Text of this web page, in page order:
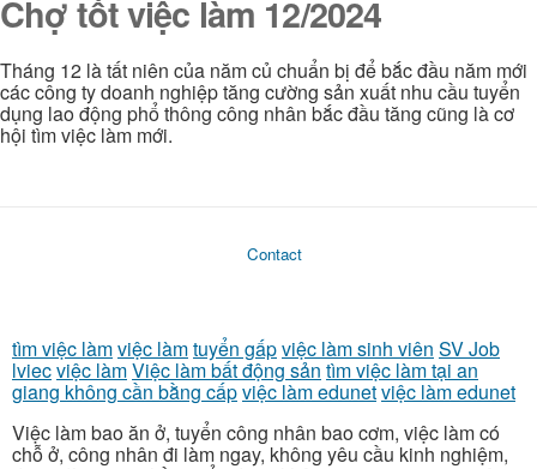
Chợ tốt việc làm 12/2024
Tháng 12 là tất niên của năm củ chuẩn bị để bắc đầu năm mới
các công ty doanh nghiệp tăng cường sản xuất nhu cầu tuyển
dụng lao động phổ thông công nhân bắc đầu tăng cũng là cơ
hội tìm việc làm mới.
Contact
tìm việc làmviệc làmtuyển gấpviệc làm sinh viên SV Job
lviecviệc làmViệc làm bất động sản tìm việc làm tại an
giang không cần bằng cấpviệc làm edunetviệc làm edunet
Việc làm bao ăn ở, tuyển công nhân bao cơm, việc làm có
chỗ ở, công nhân đi làm ngay, không yêu cầu kinh nghiệm,